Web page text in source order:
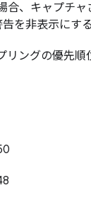
合、キャプチャ
を非表示にする
リングの優先順